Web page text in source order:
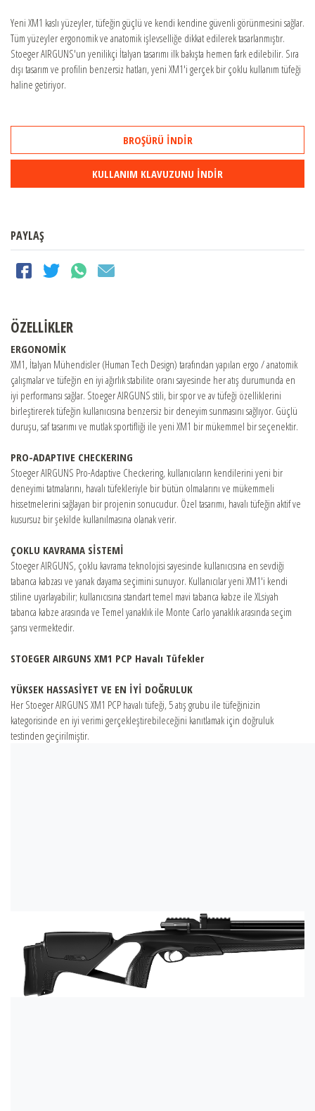
Yeni XM1 kaslı yüzeyler, tüfeğin güçlü ve kendi kendine güvenli görünmesini sağlar.
Tüm yüzeyler ergonomik ve anatomik işlevselliğe dikkat edilerek tasarlanmıştır.
Stoeger AIRGUNS'un yenilikçi İtalyan tasarımı ilk bakışta hemen fark edilebilir. Sıra
dışı tasarım ve profilin benzersiz hatları, yeni XM1'i gerçek bir çoklu kullanım tüfeği
haline getiriyor.
BROŞÜRÜ İNDİR
KULLANIM KLAVUZUNU İNDİR
PAYLAŞ
ÖZELLİKLER
ERGONOMİK
XM1, İtalyan Mühendisler (Human Tech Design) tarafından yapılan ergo / anatomik
çalışmalar ve tüfeğin en iyi ağırlık stabilite oranı sayesinde her atış durumunda en
iyi performansı sağlar. Stoeger AIRGUNS stili, bir spor ve av tüfeği özelliklerini
birleştirerek tüfeğin kullanıcısına benzersiz bir deneyim sunmasını sağlıyor. Güçlü
duruşu, saf tasarımı ve mutlak sportifliği ile yeni XM1 bir mükemmel bir seçenektir.
PRO-ADAPTIVE CHECKERING
Stoeger AIRGUNS Pro-Adaptive Checkering, kullanıcıların kendilerini yeni bir
deneyimi tatmalarını, havalı tüfekleriyle bir bütün olmalarını ve mükemmeli
hissetmelerini sağlayan bir projenin sonucudur. Özel tasarımı, havalı tüfeğin aktif ve
kusursuz bir şekilde kullanılmasına olanak verir.
ÇOKLU KAVRAMA SİSTEMİ
Stoeger AIRGUNS, çoklu kavrama teknolojisi sayesinde kullanıcısına en sevdiği
tabanca kabzası ve yanak dayama seçimini sunuyor. Kullanıcılar yeni XM1'i kendi
stiline uyarlayabilir; kullanıcısına standart temel mavi tabanca kabze ile XLsiyah
tabanca kabze arasında ve Temel yanaklık ile Monte Carlo yanaklık arasında seçim
şansı vermektedir.
STOEGER AIRGUNS XM1 PCP Havalı Tüfekler
YÜKSEK HASSASİYET VE EN İYİ DOĞRULUK
Her Stoeger AIRGUNS XM1 PCP havalı tüfeği, 5 atış grubu ile tüfeğinizin
kategorisinde en iyi verimi gerçekleştirebileceğini kanıtlamak için doğruluk
testinden geçirilmiştir.